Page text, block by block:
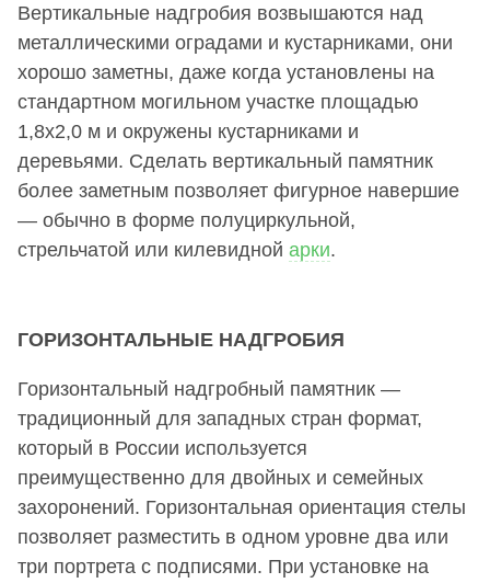
Вертикальные надгробия возвышаются над
металлическими оградами и кустарниками, они
хорошо заметны, даже когда установлены на
стандартном могильном участке площадью
1,8х2,0 м и окружены кустарниками и
деревьями. Сделать вертикальный памятник
более заметным позволяет фигурное навершие
— обычно в форме полуциркульной,
стрельчатой или килевидной арки.
ГОРИЗОНТАЛЬНЫЕ НАДГРОБИЯ
Горизонтальный надгробный памятник —
традиционный для западных стран формат,
который в России используется
преимущественно для двойных и семейных
захоронений. Горизонтальная ориентация стелы
позволяет разместить в одном уровне два или
три портрета с подписями. При установке на